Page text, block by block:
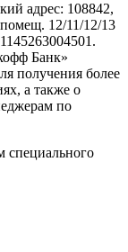
адрес: 108842,
12/11/12/13
Банк»
получения более
а также о
по
специального